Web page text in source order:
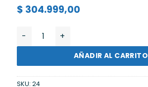
$ 304.999,00
Horno Electrico 80 lts ULTRACOMB
AÑADIR AL CARRITO
SKU: 24